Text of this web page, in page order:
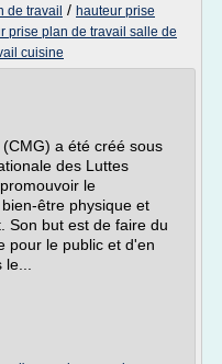
de travail / hauteur prise
prise plan de travail salle de
cuisine
a été créé sous
des Luttes
le
être physique et
Son but est de faire du
pour le public et d'en